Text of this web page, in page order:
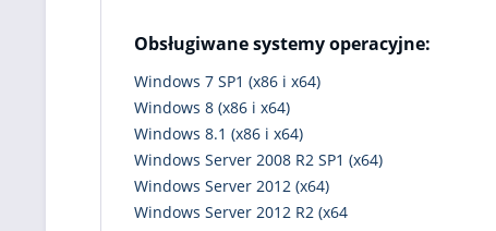
Obsługiwane systemy operacyjne:
Windows 7 SP1 (x86 i x64)
Windows 8 (x86 i x64)
Windows 8.1 (x86 i x64)
Windows Server 2008 R2 SP1 (x64)
Windows Server 2012 (x64)
Windows Server 2012 R2 (x64